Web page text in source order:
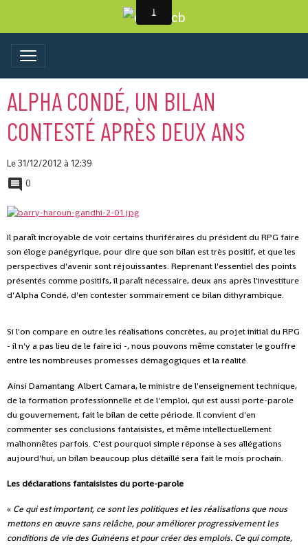
ALPHA CONDÉ, UN BILAN
CONTESTÉ APRÈS DEUX ANS
Le 31/12/2012 à 12:39
0
Il paraît incroyable de voir certains thuriféraires du président du RPG faire
son éloge panégyrique, pour dire que son bilan est très positif, et que les
perspectives d'avenir sont réjouissantes. Reprenant l'essentiel des points
présentés comme positifs, il paraît nécessaire, deux ans après l'investiture
d'Alpha Condé, d'en contester sommairement ce bilan dithyrambique.
Si l'on compare en outre les réalisations concrètes, au projet initial du RPG
- il n'y a pas lieu de le faire ici -, nous pouvons même constater le gouffre
entre les nombreuses promesses démagogiques et la réalité.
Ainsi Damantang Albert Camara, le ministre de l'enseignement technique,
de la formation professionnelle et de l'emploi, qui est aussi porte-parole
du gouvernement, fait le bilan de cette période. Il convient d'en
commenter ses conclusions fantaisistes, et même intellectuellement
malhonnêtes parfois. C'est pourquoi simple réponse à ses allégations
aujourd'hui, un bilan beaucoup plus détaillé sera fait le mois prochain.
Les déclarations fantaisistes du porte-parole
« Ce qui est important, ce sont les politiques et les réalisations que nous
mettons en œuvre sans relâche, pour améliorer progressivement les
conditions de vie des Guinéens et pour créer des emplois. Ce qui compte,